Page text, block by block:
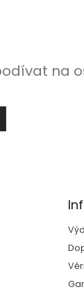
na